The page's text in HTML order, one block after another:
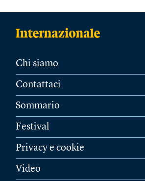
Chi siamo
Contattaci
Sommario
Festival
Privacy e cookie
Video